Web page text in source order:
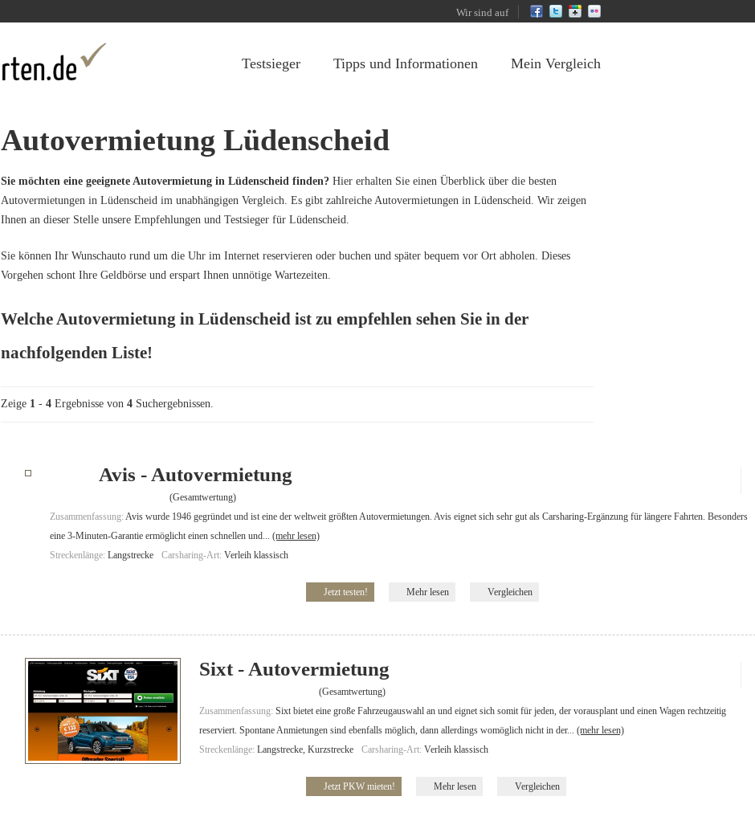
Wir sind auf
Testsieger Tipps und Informationen Mein Vergleich
Autovermietung Lüdenscheid
Sie möchten eine geeignete Autovermietung in Lüdenscheid finden? Hier erhalten Sie einen Überblick über die besten
Autovermietungen in Lüdenscheid im unabhängigen Vergleich. Es gibt zahlreiche Autovermietungen in Lüdenscheid. Wir zeigen
Ihnen an dieser Stelle unsere Empfehlungen und Testsieger für Lüdenscheid.
Sie können Ihr Wunschauto rund um die Uhr im Internet reservieren oder buchen und später bequem vor Ort abholen. Dieses
Vorgehen schont Ihre Geldbörse und erspart Ihnen unnötige Wartezeiten.
Welche Autovermietung in Lüdenscheid ist zu empfehlen sehen Sie in der
nachfolgenden Liste!
Zeige 1 - 4 Ergebnisse von 4 Suchergebnissen.
Avis - Autovermietung
(Gesamtwertung)
Zusammenfassung: Avis wurde 1946 gegründet und ist eine der weltweit größten Autovermietungen. Avis eignet sich sehr gut als Carsharing-Ergänzung für längere Fahrten. Besonders
eine 3-Minuten-Garantie ermöglicht einen schnellen und... (mehr lesen)
Streckenlänge: Langstrecke Carsharing-Art: Verleih klassisch
Jetzt testen! Mehr lesen Vergleichen
Sixt - Autovermietung
(Gesamtwertung)
Zusammenfassung: Sixt bietet eine große Fahrzeugauswahl an und eignet sich somit für jeden, der vorausplant und einen Wagen rechtzeitig
reserviert. Spontane Anmietungen sind ebenfalls möglich, dann allerdings womöglich nicht in der... (mehr lesen)
Streckenlänge: Langstrecke, Kurzstrecke Carsharing-Art: Verleih klassisch
Jetzt PKW mieten! Mehr lesen Vergleichen